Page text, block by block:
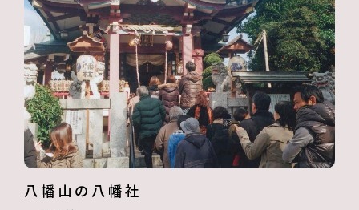
八幡山の八幡社